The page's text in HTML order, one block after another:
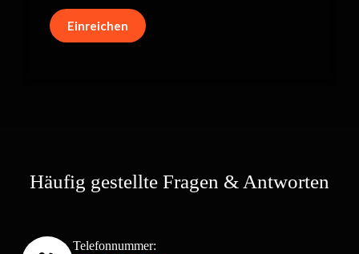
Einreichen
Häufig gestellte Fragen & Antworten
Telefonnummer: